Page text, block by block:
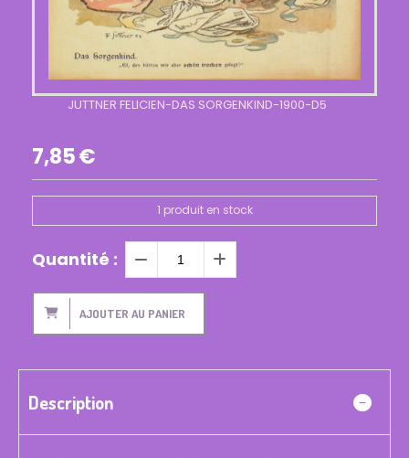
JUTTNER FELICIEN-DAS SORGENKIND-1900-D5
7,85€
1 produit en stock
Quantité :
AJOUTER AU PANIER
Description